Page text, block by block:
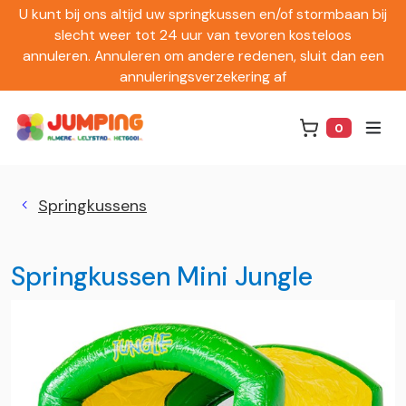
U kunt bij ons altijd uw springkussen en/of stormbaan bij
slecht weer tot 24 uur van tevoren kosteloos
annuleren. Annuleren om andere redenen, sluit dan een
annuleringsverzekering af
0
Springkussens
Springkussen Mini Jungle